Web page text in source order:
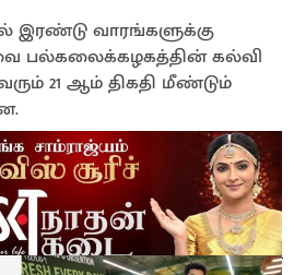
இரண்டு வாரங்களுக்கு
பல்கலைக்கழகத்தின் கல்வி
21 ஆம் திகதி மீண்டும்